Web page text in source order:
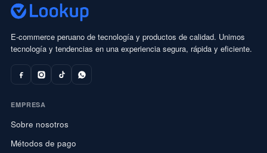
E-commerce peruano de tecnología y productos de calidad. Unimos
tecnología y tendencias en una experiencia segura, rápida y eficiente.
EMPRESA
Sobre nosotros
Métodos de pago